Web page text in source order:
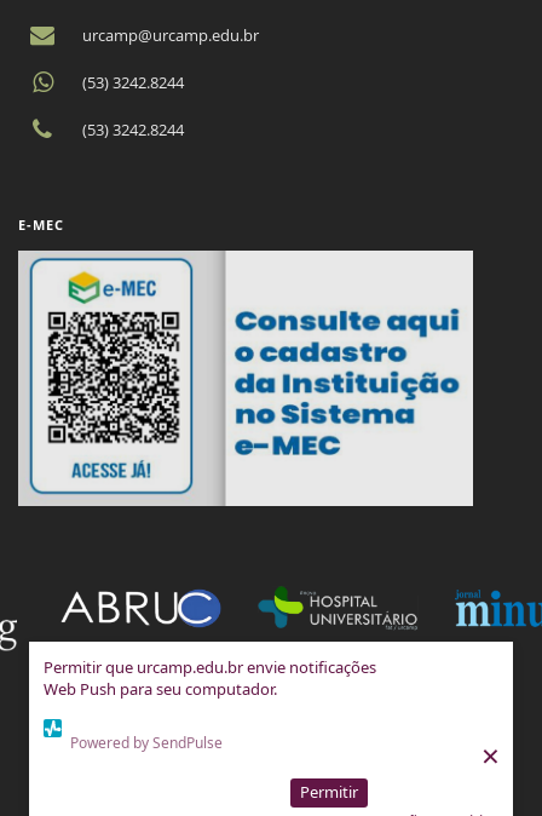
Permitir que urcamp.edu.br envie notificações
Web Push para seu computador.
Powered by SendPulse
Permitir
×
urcamp@urcamp.edu.br
(53) 3242.8244
(53) 3242.8244
E-MEC